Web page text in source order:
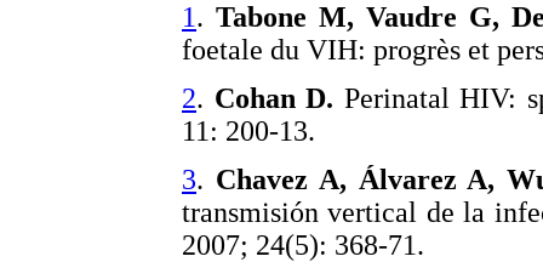
1. Tabone M, Vaudre G,
foetale du VIH: progrès et
2. Cohan D. Perinatal HIV:
11: 200-13.
3. Chavez A, Álvarez A,
transmisión vertical de la
2007; 24(5): 368-71.